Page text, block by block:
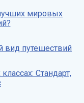
мировых
вид путешествий
Стандарт,